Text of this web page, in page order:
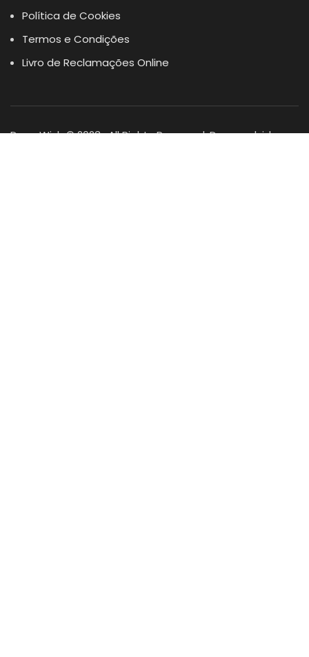
Política de Cookies
Termos e Condições
Livro de Reclamações Online
Dogs Wish © 2023 . All Rights Reserved. Desenvolvido por